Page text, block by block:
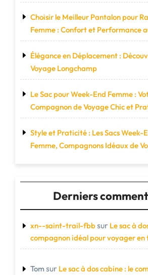
Choisir le Meilleur Pantalon pour
Femme : Confort et Performance
Élégance en Déplacement :
Voyage Longchamp
Le Sac pour Week-End Femme :
Compagnon de Voyage Chic et
Style et Praticité : Les Sacs Week-
Femme, Compagnons Idéaux de
Derniers
xn--saint-trail-fbbsur Le sac à
compagnon idéal pour voyager en
Tom sur Le sac à dos cabine : le